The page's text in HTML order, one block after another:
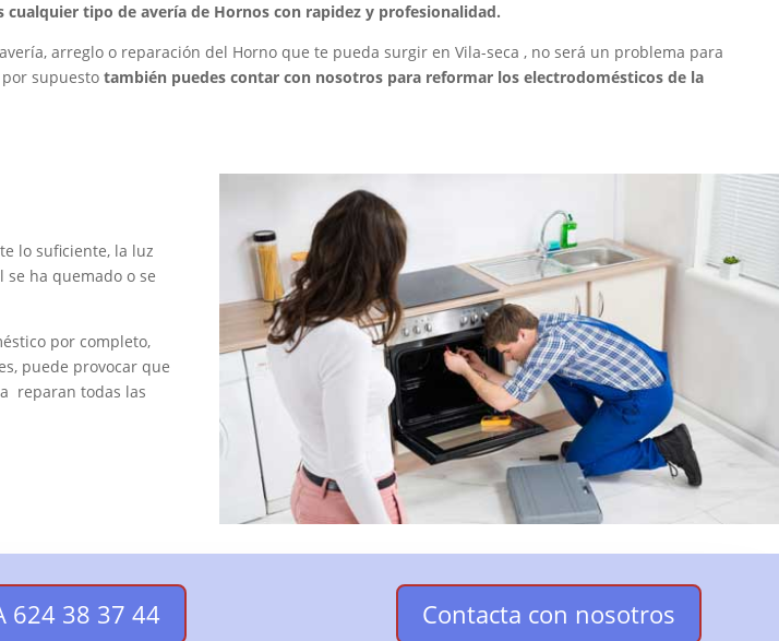
cualquier tipo de avería de Hornos con rapidez y profesionalidad.
arreglo o reparación del Horno que te pueda surgir en Vila-seca , no será un problema para
supuesto también puedes contar con nosotros para reformar los electrodomésticos de la
lo suficiente, la luz
ha quemado o se
por completo,
puede provocar que
reparan todas las
624 38 37 44 Contacta con nosotros